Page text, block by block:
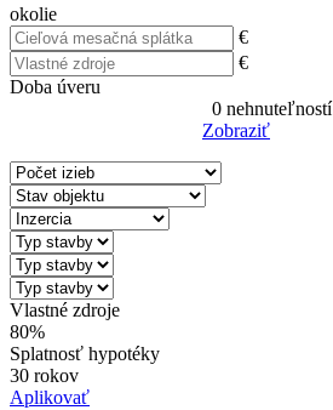
okolie
€
€
Doba úveru
0nehnuteľností
Zobraziť
Vlastné zdroje
80%
Splatnosť hypotéky
30 rokov
Aplikovať